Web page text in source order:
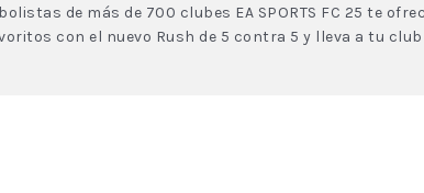
de más de 700 clubes EA SPORTS FC 25 te
con el nuevo Rush de 5 contra 5 y lleva a tu